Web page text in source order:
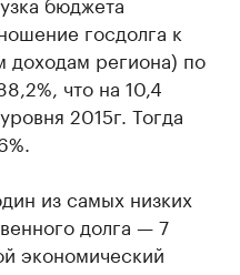
госдолга к
доходам региона) по
что на 10,4
2015г. Тогда
из самых низких
долга — 7
экономический